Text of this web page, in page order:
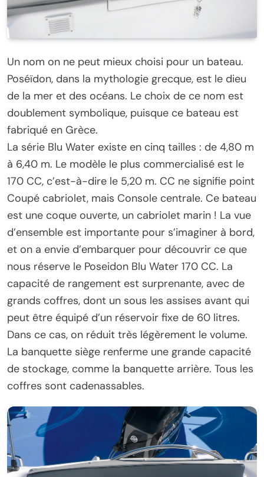
Un nom on ne peut mieux choisi pour un bateau.
Poséïdon, dans la mythologie grecque, est le dieu
de la mer et des océans. Le choix de ce nom est
doublement symbolique, puisque ce bateau est
fabriqué en Grèce.
La série Blu Water existe en cinq tailles : de 4,80 m
à 6,40 m. Le modèle le plus commercialisé est le
170 CC, c’est-à-dire le 5,20 m. CC ne signifie point
Coupé cabriolet, mais Console centrale. Ce bateau
est une coque ouverte, un cabriolet marin ! La vue
d’ensemble est importante pour s’imaginer à bord,
et on a envie d’embarquer pour découvrir ce que
nous réserve le Poseidon Blu Water 170 CC. La
capacité de rangement est surprenante, avec de
grands coffres, dont un sous les assises avant qui
peut être équipé d’un réservoir fixe de 60 litres.
Dans ce cas, on réduit très légèrement le volume.
La banquette siège renferme une grande capacité
de stockage, comme la banquette arrière. Tous les
coffres sont cadenassables.